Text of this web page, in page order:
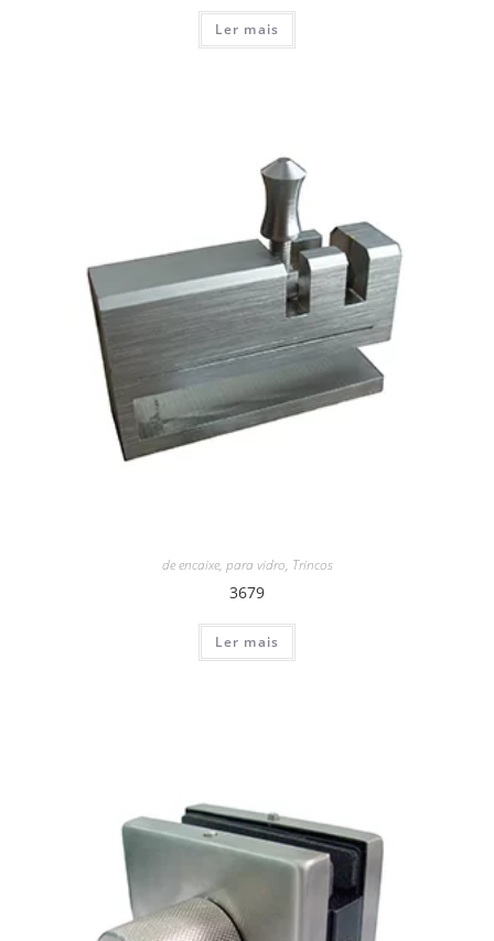
Ler mais
de encaixe, para vidro, Trincos
3679
Ler mais